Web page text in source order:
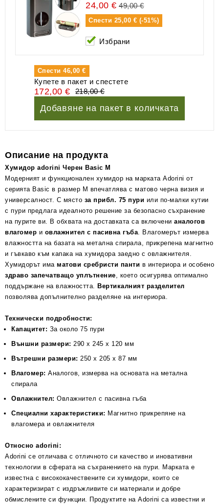
24,00 € 49,00 €
Спести 25,00 € (-51%)
Избрани
Спести46,00 €
Купете в пакет и спестете
172,00 € 218,00 €
Добавяне на пакет в количката
Описание на продукта
Хумидор adorini Черен Basic M
Модерният и функционален хумидор на марката Аdorini от
серията Basic в размер М впечатлява с матово черна визия и
универсалност. С място за прибл. 75 пури или по-малки кутии
с пури предлага идеалното решение за безопасно съхранение
на пурите ви. В обхвата на доставката са включени аналогов
влагомер и овлажнител с пасивна гъба. Влагомерът измерва
влажността на базата на метална спирала, прикрепена магнитно
и гъвкаво към капака на хумидора заедно с овлажнителя.
Хумидорът има матови сребристи панти в интериора и особено
здраво запечатващо уплътнение, което осигурява оптимално
поддържане на влажността. Вертикалният разделител
позволява допълнително разделяне на интериора.
Технически подробности:
Капацитет: За около 75 пури
Външни размери: 290 x 245 x 120 мм
Вътрешни размери: 250 x 205 x 87 мм
Влагомер: Аналогов, измерва на основата на метална
спирала
Овлажнител: Овлажнител с пасивна гъба
Специални характеристики: Магнитно прикрепяне на
влагомера и овлажнителя
Относно adorini:
Adorini се отличава с отличното си качество и иновативни
технологии в сферата на съхранението на пури. Марката е
известна с висококачествените си хумидори, които се
характеризират с издръжливите си материали и добре
обмислените си функции. Продуктите на Adorini са известни и